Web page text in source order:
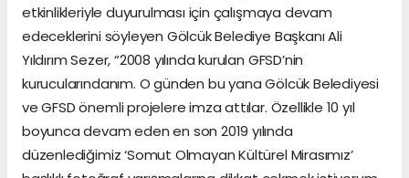
etkinlikleriyle duyurulması için çalışmaya devam
edeceklerini söyleyen Gölcük Belediye Başkanı Ali
Yıldırım Sezer, “2008 yılında kurulan GFSD’nin
kurucularındanım. O günden bu yana Gölcük Belediyesi
ve GFSD önemli projelere imza attılar. Özellikle 10 yıl
boyunca devam eden en son 2019 yılında
düzenlediğimiz ‘Somut Olmayan Kültürel Mirasımız’